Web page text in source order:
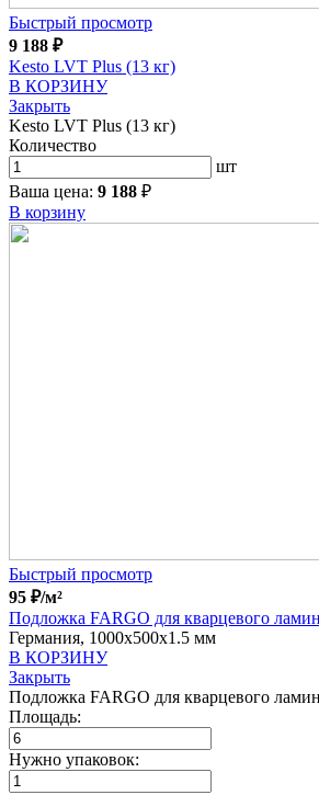
Быстрый просмотр
9 188 ₽
Kesto LVT Plus (13 кг)
В КОРЗИНУ
Закрыть
Kesto LVT Plus (13 кг)
Количество
шт
Ваша цена: 9 188 ₽
В корзину
Быстрый просмотр
95 ₽/м²
Подложка FARGO для кварцевого
Германия, 1000x500x1.5 мм
В КОРЗИНУ
Закрыть
Подложка FARGO для кварцевого
Площадь:
Нужно упаковок: